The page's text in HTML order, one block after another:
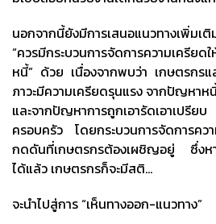
นอกจากนี้ยังมีการเสนอแนวทางเพิ่มเ
“ควรมีกระบวนการจัดการความเครีย
หนี้” ด้วย เนื่องจากพบว่า เกษตรกรแ
ภาวะมีความเครียดรุนแรง จากปัญห
และจากปัญหาการถูกเอารัดเอาเ
ครอบครัว โดยกระบวนการจัดการค
กดดันที่เกษตรกรต้องเผชิญอยู่ ซึ่งหา
ได้แล้ว เกษตรกรก็จะมีสติ…
จะนำไปสู่การ “เห็นทางออก-แนวทาง”